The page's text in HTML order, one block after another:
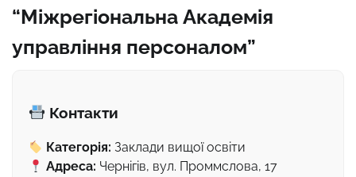
“Міжрегіональна Академія
управління персоналом”
Контакти
Категорія: Заклади вищої освіти
Адреса: Чернігів, вул. Проммслова, 17